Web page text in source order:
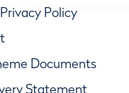
Policy
Documents
Statement